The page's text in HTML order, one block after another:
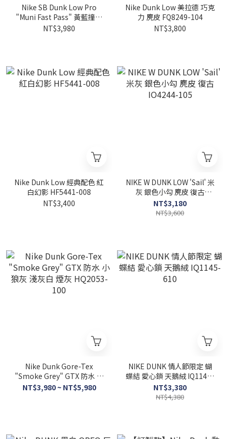
Nike SB Dunk Low Pro
"Muni Fast Pass" 黃藍撞色
舊金山月票配色系列 DUNK
NT$3,980
Nike Dunk Low 美拉德 巧克
力 麂皮 FQ8249-104
NT$3,800
Nike Dunk Low 經典配色 紅
白幻影 HF5441-008
NT$3,400
NIKE W DUNK LOW 'Sail' 米
灰 銀色小勾 麂皮 復古
IO4244-105
NT$3,180
NT$3,600
Nike Dunk Gore-Tex
"Smoke Grey" GTX 防水 小
狼灰 淺灰白 煙灰 HQ2053-
NT$3,980 ~ NT$5,980
NIKE DUNK 情人節限定 蝴
蝶結 愛心鎖 天鵝絨 IQ1145-
610
NT$3,380
NT$4,380